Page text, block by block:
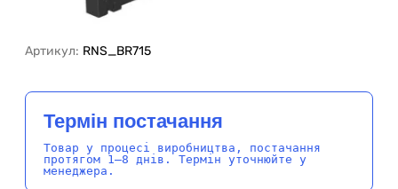
Артикул: RNS_BR715
Термін постачання
Товар у процесі виробництва, постачання
протягом 1–8 днів. Термін уточнюйте у
менеджера.